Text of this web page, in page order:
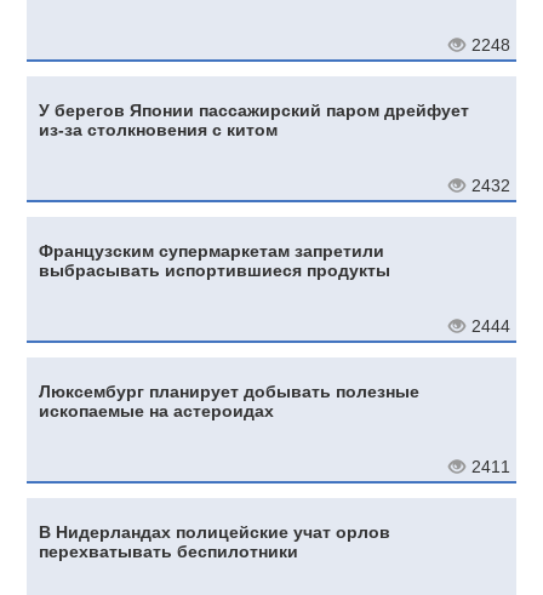
2248
У берегов Японии пассажирский паром дрейфует
из-за столкновения с китом
2432
Французским супермаркетам запретили
выбрасывать испортившиеся продукты
2444
Люксембург планирует добывать полезные
ископаемые на астероидах
2411
В Нидерландах полицейские учат орлов
перехватывать беспилотники